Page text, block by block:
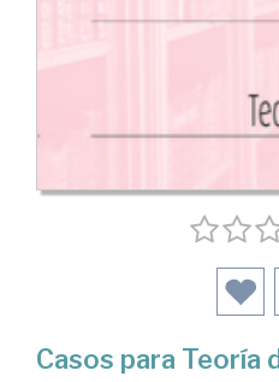
Casos para Teoría